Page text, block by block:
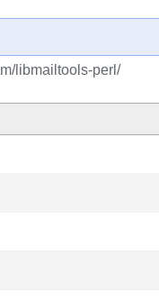
libmailtools-perl/